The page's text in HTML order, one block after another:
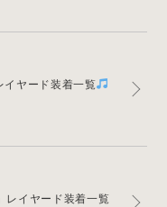
イヤード装着一覧
レイヤード装着一覧